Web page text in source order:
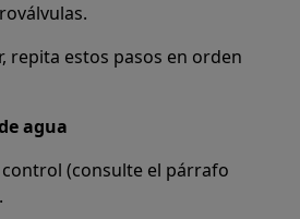
repita estos pasos en orden
agua
(consulte el párrafo